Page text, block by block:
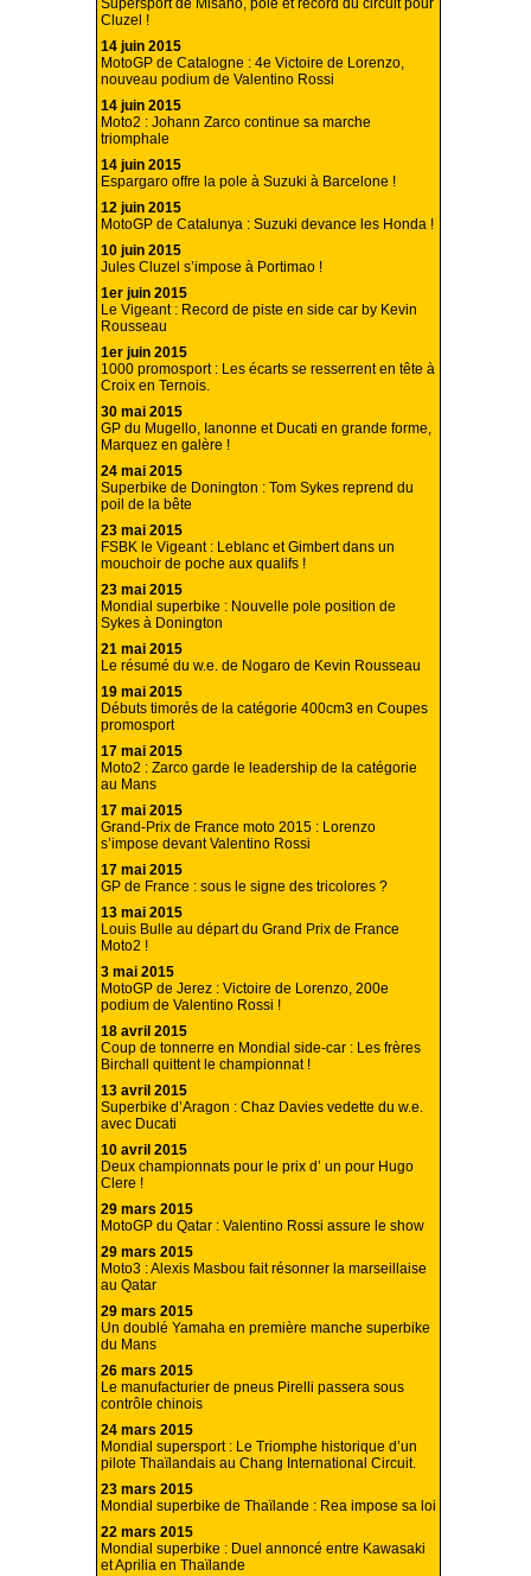
Supersport de Misano, pole et record du circuit pour
Cluzel !
14 juin 2015
MotoGP de Catalogne : 4e Victoire de Lorenzo,
nouveau podium de Valentino Rossi
14 juin 2015
Moto2 : Johann Zarco continue sa marche
triomphale
14 juin 2015
Espargaro offre la pole à Suzuki à Barcelone !
12 juin 2015
MotoGP de Catalunya : Suzuki devance les Honda !
10 juin 2015
Jules Cluzel s’impose à Portimao !
1er juin 2015
Le Vigeant : Record de piste en side car by Kevin
Rousseau
1er juin 2015
1000 promosport : Les écarts se resserrent en tête à
Croix en Ternois.
30 mai 2015
GP du Mugello, Ianonne et Ducati en grande forme,
Marquez en galère !
24 mai 2015
Superbike de Donington : Tom Sykes reprend du
poil de la bête
23 mai 2015
FSBK le Vigeant : Leblanc et Gimbert dans un
mouchoir de poche aux qualifs !
23 mai 2015
Mondial superbike : Nouvelle pole position de
Sykes à Donington
21 mai 2015
Le résumé du w.e. de Nogaro de Kevin Rousseau
19 mai 2015
Débuts timorés de la catégorie 400cm3 en Coupes
promosport
17 mai 2015
Moto2 : Zarco garde le leadership de la catégorie
au Mans
17 mai 2015
Grand-Prix de France moto 2015 : Lorenzo
s’impose devant Valentino Rossi
17 mai 2015
GP de France : sous le signe des tricolores ?
13 mai 2015
Louis Bulle au départ du Grand Prix de France
Moto2 !
3 mai 2015
MotoGP de Jerez : Victoire de Lorenzo, 200e
podium de Valentino Rossi !
18 avril 2015
Coup de tonnerre en Mondial side-car : Les frères
Birchall quittent le championnat !
13 avril 2015
Superbike d’Aragon : Chaz Davies vedette du w.e.
avec Ducati
10 avril 2015
Deux championnats pour le prix d’ un pour Hugo
Clere !
29 mars 2015
MotoGP du Qatar : Valentino Rossi assure le show
29 mars 2015
Moto3 : Alexis Masbou fait résonner la marseillaise
au Qatar
29 mars 2015
Un doublé Yamaha en première manche superbike
du Mans
26 mars 2015
Le manufacturier de pneus Pirelli passera sous
contrôle chinois
24 mars 2015
Mondial supersport : Le Triomphe historique d’un
pilote Thaïlandais au Chang International Circuit.
23 mars 2015
Mondial superbike de Thaïlande : Rea impose sa loi
22 mars 2015
Mondial superbike : Duel annoncé entre Kawasaki
et Aprilia en Thaïlande